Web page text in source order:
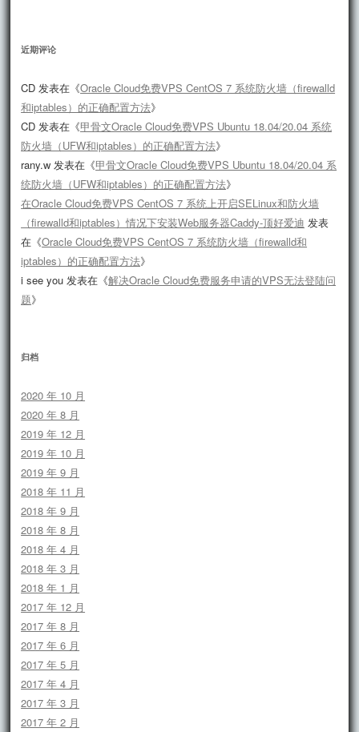
近期评论
CD 发表在《Oracle Cloud免费VPS CentOS 7 系统防火墙（firewalld
和iptables）的正确配置方法》
CD 发表在《甲骨文Oracle Cloud免费VPS Ubuntu 18.04/20.04 系统
防火墙（UFW和iptables）的正确配置方法》
rany.w 发表在《甲骨文Oracle Cloud免费VPS Ubuntu 18.04/20.04 系
统防火墙（UFW和iptables）的正确配置方法》
在Oracle Cloud免费VPS CentOS 7 系统上开启SELinux和防火墙
（firewalld和iptables）情况下安装Web服务器Caddy-顶好爱迪 发表
在《Oracle Cloud免费VPS CentOS 7 系统防火墙（firewalld和
iptables）的正确配置方法》
i see you 发表在《解决Oracle Cloud免费服务申请的VPS无法登陆问
题》
归档
2020 年 10 月
2020 年 8 月
2019 年 12 月
2019 年 10 月
2019 年 9 月
2018 年 11 月
2018 年 9 月
2018 年 8 月
2018 年 4 月
2018 年 3 月
2018 年 1 月
2017 年 12 月
2017 年 8 月
2017 年 6 月
2017 年 5 月
2017 年 4 月
2017 年 3 月
2017 年 2 月